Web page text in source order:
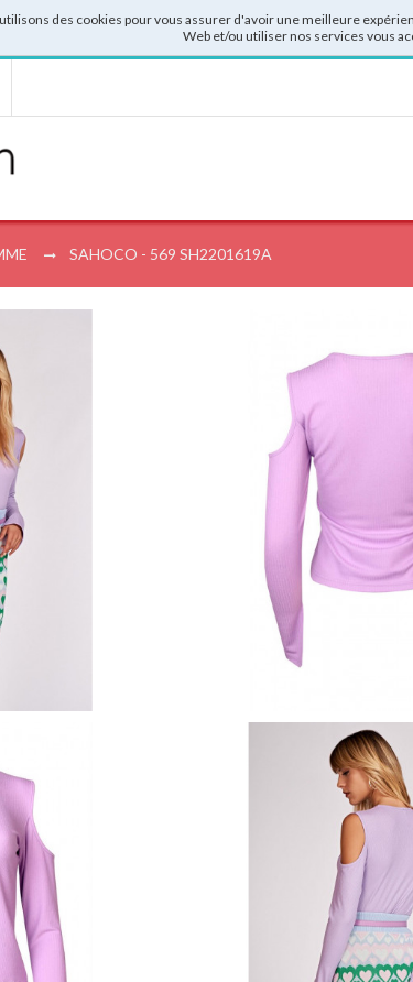
des cookies pour vous assurer d'avoir une meilleure
Web et/ou utiliser nos services vous
SAHOCO - 569 SH2201619A